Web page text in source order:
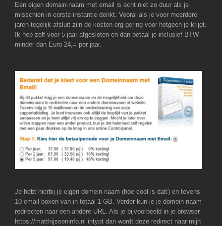
Een eigen domain-naam met email is echt niet zo duur als je
misschien in eerste instantie denkt. Vooral als je voor meerdere
jaren tegelijk afsluit zijn de kosten erg gering voor hetgeen je krijgt.
Ik heb zelf voor 5 jaar afgesloten en dan betaal je inclusief BTW
minder dan Euro 24,= per jaar.
Je hebt hierbij je eigen domein-naam (hoe cool is dat!) en tevens
10 email-boxen van in totaal 1 GB. Verder kun je je domein-naam
redirecten naar een andere URL. Als je bijvoorbeeld in je browser
https://matthijsseninfo.nl intypt dan wordt deze redirect naar mijn